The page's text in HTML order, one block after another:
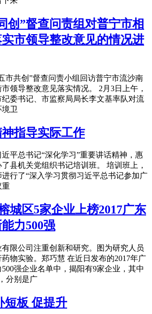
创”督查问责组对普宁市相
市领导整改意见的情况进
市共创”督查问责小组回访普宁市流沙南
领导整改意见落实情况。 2月3日上午，
委书记、市监察局局长李文基率队对流
卫
指导实际工作
平总书记“深化学习”重要讲话精神，惠
县机关党组织书记培训班。 培训班上，
行了“深入学习贯彻习近平总书记参加广
重
城区5家企业上榜2017广东
力500强
有限公司注重创新和研究。图为研究人员
物实验。郑巧慧 在近日发布的2017年广
强企业名单中，揭阳有9家企业，其中
分别是广
短板 促提升